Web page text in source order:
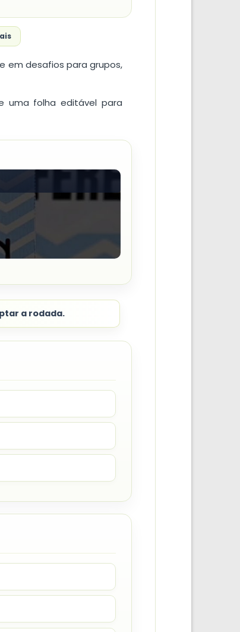
em desafios para grupos,
uma folha editável para
a rodada.